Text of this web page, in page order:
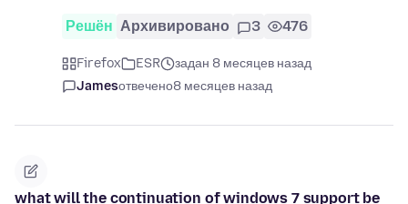
Решён Архивировано 3 476
Firefox ESR
задан 8 месяцев назад
Jamesотвечено8 месяцев назад
what will the continuation of windows 7 support be